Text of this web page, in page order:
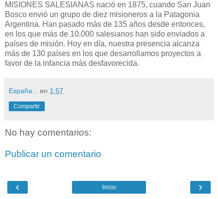
MISIONES SALESIANAS nació en 1875, cuando San Juan
Bosco envió un grupo de diez misioneros a la Patagonia
Argentina. Han pasado más de 135 años desde entonces,
en los que más de 10.000 salesianos han sido enviados a
países de misión. Hoy en día, nuestra presencia alcanza
más de 130 países en los que desarrollamos proyectos a
favor de la infancia más desfavorecida.
España... en 1:57
Compartir
No hay comentarios:
Publicar un comentario
‹ ›
Inicio